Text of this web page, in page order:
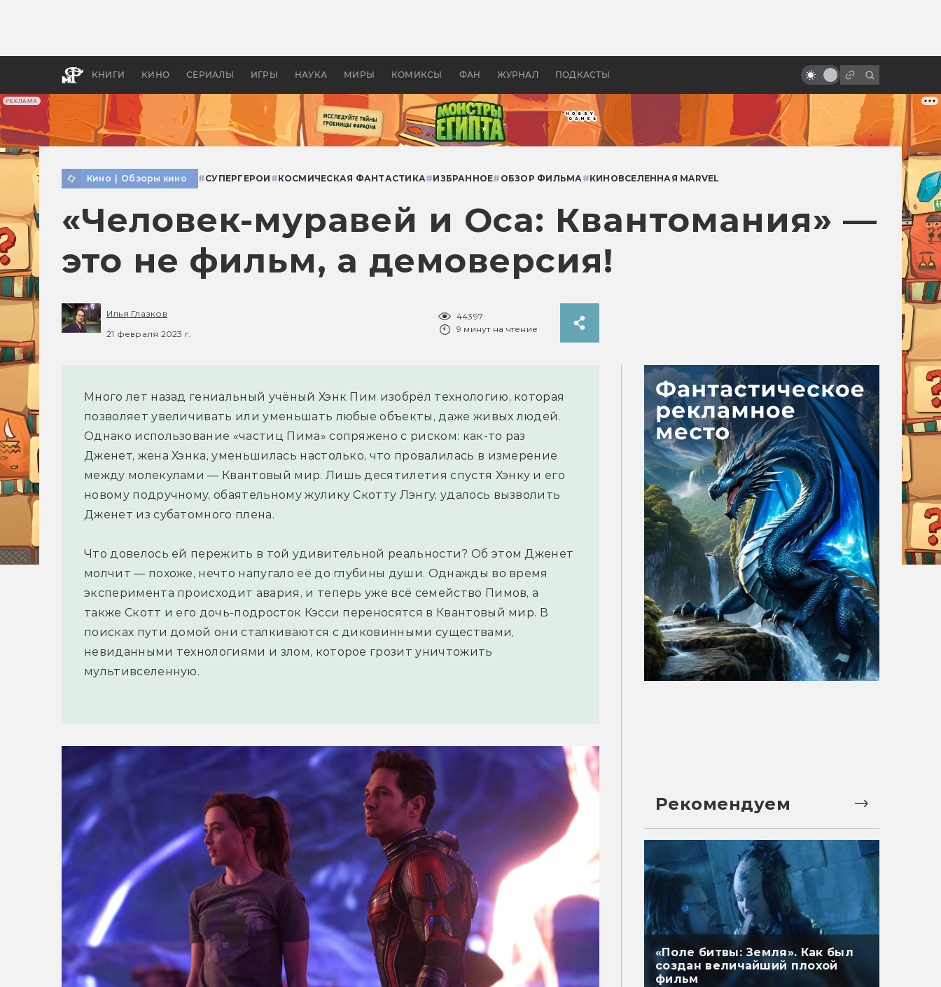
РЕКЛАМА
КНИГИ КИНО СЕРИАЛЫ ИГРЫ НАУКА МИРЫ КОМИКСЫ ФАН ЖУРНАЛ ПОДКАСТЫ
апокалипсис, в России —
бы «Властелина колец»
режиссёра
Кино Обзоры кино #СУПЕРГЕРОИ #КОСМИЧЕСКАЯ ФАНТАСТИКА#ИЗБРАННОЕ# ОБЗОР ФИЛЬМА#КИНОВСЕЛЕННАЯ MARVEL
«Человек-муравей и Оса: Квантомания» —
это не фильм, а демоверсия!
Илья Глазков
21 февраля 2023 г.
44397
9 минут на чтение
Много лет назад гениальный учёный Хэнк Пим изобрёл технологию, которая
позволяет увеличивать или уменьшать любые объекты, даже живых людей.
Однако использование «частиц Пима» сопряжено с риском: как-то раз
Дженет, жена Хэнка, уменьшилась настолько, что провалилась в измерение
между молекулами — Квантовый мир. Лишь десятилетия спустя Хэнку и его
новому подручному, обаятельному жулику Скотту Лэнгу, удалось вызволить
Дженет из субатомного плена.
Что довелось ей пережить в той удивительной реальности? Об этом Дженет
молчит — похоже, нечто напугало её до глубины души. Однажды во время
эксперимента происходит авария, и теперь уже всё семейство Пимов, а
также Скотт и его дочь-подросток Кэсси переносятся в Квантовый мир. В
поисках пути домой они сталкиваются с диковинными существами,
невиданными технологиями и злом, которое грозит уничтожить
мультивселенную.
Рекомендуем
«Поле битвы: Земля». Как был
создан величайший плохой
фильм